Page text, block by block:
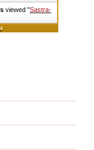
viewed "Sastra-